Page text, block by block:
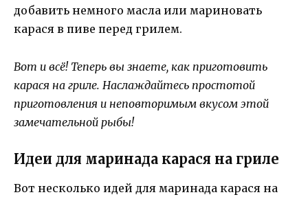
добавить немного масла или мариновать
карася в пиве перед грилем.
Вот и всё! Теперь вы знаете, как приготовить
карася на гриле. Наслаждайтесь простотой
приготовления и неповторимым вкусом этой
замечательной рыбы!
Идеи для маринада карася на гриле
Вот несколько идей для маринада карася на